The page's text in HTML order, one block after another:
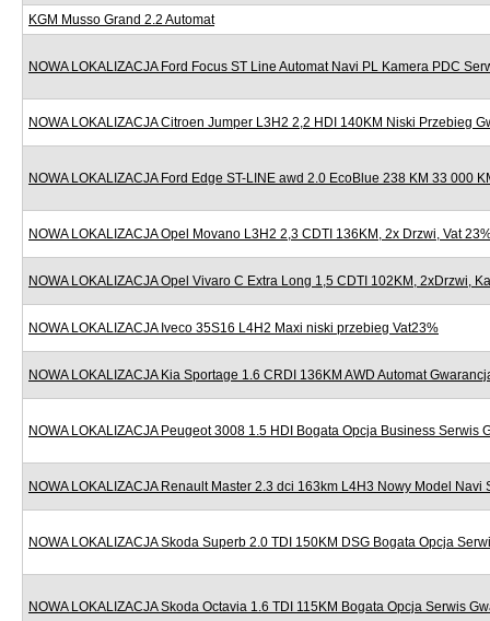
KGM Musso Grand 2.2 Automat
NOWA LOKALIZACJA Ford Focus ST Line Automat Navi PL Kamera PDC
NOWA LOKALIZACJA Citroen Jumper L3H2 2,2 HDI 140KM Niski Przebieg
NOWA LOKALIZACJA Ford Edge ST-LINE awd 2.0 EcoBlue 238 KM 33 000
NOWA LOKALIZACJA Opel Movano L3H2 2,3 CDTI 136KM, 2x Drzwi, Vat
NOWA LOKALIZACJA Opel Vivaro C Extra Long 1,5 CDTI 102KM, 2xDrzwi,
NOWA LOKALIZACJA Iveco 35S16 L4H2 Maxi niski przebieg Vat23%
NOWA LOKALIZACJA Kia Sportage 1.6 CRDI 136KM AWD Automat
NOWA LOKALIZACJA Peugeot 3008 1.5 HDI Bogata Opcja Business Serwis
NOWA LOKALIZACJA Renault Master 2.3 dci 163km L4H3 Nowy Model Navi
NOWA LOKALIZACJA Skoda Superb 2.0 TDI 150KM DSG Bogata Opcja
NOWA LOKALIZACJA Skoda Octavia 1.6 TDI 115KM Bogata Opcja Serwis